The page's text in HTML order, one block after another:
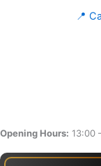
📍
Opening Hours: 13:00